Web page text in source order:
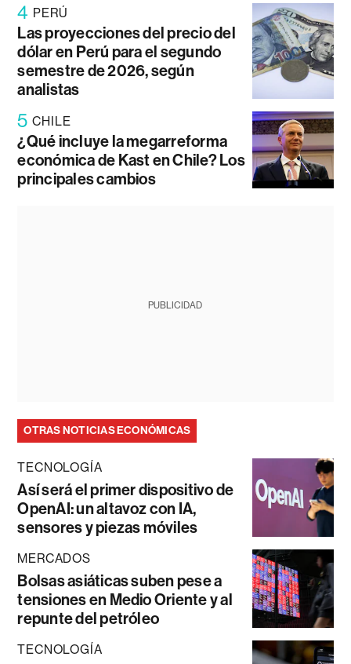
4 PERÚ
Las proyecciones del precio del
dólar en Perú para el segundo
semestre de 2026, según
analistas
5 CHILE
¿Qué incluye la megarreforma
económica de Kast en Chile? Los
principales cambios
PUBLICIDAD
OTRAS NOTICIAS ECONÓMICAS
TECNOLOGÍA
Así será el primer dispositivo de
OpenAI: un altavoz con IA,
sensores y piezas móviles
MERCADOS
Bolsas asiáticas suben pese a
tensiones en Medio Oriente y al
repunte del petróleo
TECNOLOGÍA